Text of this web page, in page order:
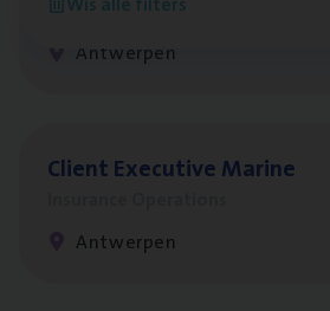
People Management, Sales
Antwerpen
Client Exe­cu­ti­ve Marine
Antwerpen